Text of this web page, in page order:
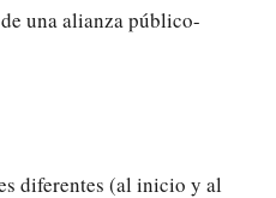
una alianza público-
diferentes (al inicio y al